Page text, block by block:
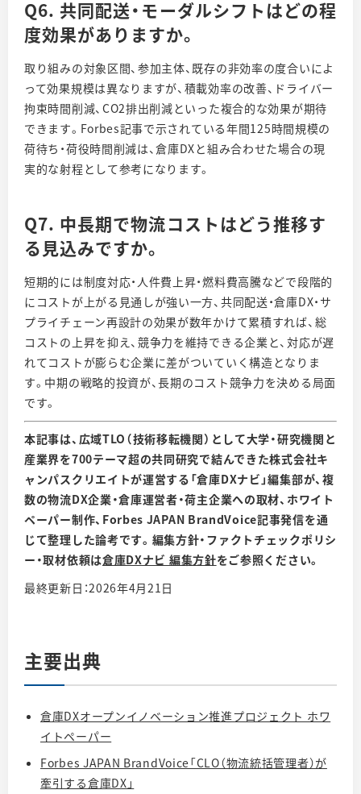
Q6. 共同配送・モーダルシフトはどの程
度効果がありますか。
取り組みの対象区間、参加主体、既存の非効率の度合いによ
って効果規模は異なりますが、積載効率の改善、ドライバー
拘束時間削減、CO2排出削減といった複合的な効果が期待
できます。Forbes記事で示されている年間125時間規模の
荷待ち・荷役時間削減は、倉庫DXと組み合わせた場合の現
実的な射程として参考になります。
Q7. 中長期で物流コストはどう推移す
る見込みですか。
短期的には制度対応・人件費上昇・燃料費高騰などで段階的
にコストが上がる見通しが強い一方、共同配送・倉庫DX・サ
プライチェーン再設計の効果が数年かけて累積すれば、総
コストの上昇を抑え、競争力を維持できる企業と、対応が遅
れてコストが膨らむ企業に差がついていく構造となりま
す。中期の戦略的投資が、長期のコスト競争力を決める局面
です。
本記事は、広域TLO（技術移転機関）として大学・研究機関と
産業界を700テーマ超の共同研究で結んできた株式会社キ
ャンパスクリエイトが運営する「倉庫DXナビ」編集部が、複
数の物流DX企業・倉庫運営者・荷主企業への取材、ホワイト
ペーパー制作、Forbes JAPAN BrandVoice記事発信を通
じて整理した論考です。編集方針・ファクトチェックポリシ
ー・取材依頼は倉庫DXナビ 編集方針をご参照ください。
最終更新日：2026年4月21日
主要出典
倉庫DXオープンイノベーション推進プロジェクト ホワ
イトペーパー
Forbes JAPAN BrandVoice「CLO（物流統括管理者）が
牽引する倉庫DX」